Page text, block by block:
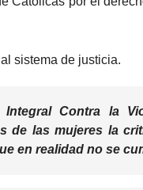
sistema de justicia.
Contra la
de las mujeres la
en realidad no se